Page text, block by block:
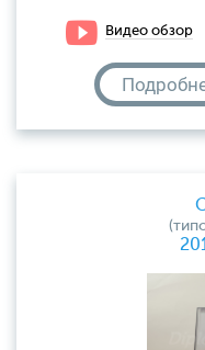
Видео обзор